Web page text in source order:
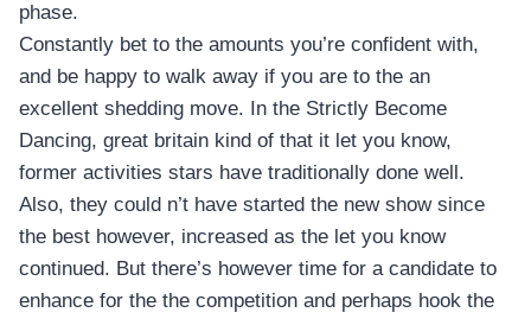
อุปกรณ์เพื่อความบันเทิง
อุปกรณ์เพื่อความบันเทิง
หูฟัง
ลำโพง
โทรทัศน์
phase.
Constantly bet to the amounts you’re confident with,
and be happy to walk away if you are to the an
excellent shedding move. In the Strictly Become
Dancing, great britain kind of that it let you know,
former activities stars have traditionally done well.
Also, they could n’t have started the new show since
the best however, increased as the let you know
continued. But there’s however time for a candidate to
enhance for the the competition and perhaps hook the